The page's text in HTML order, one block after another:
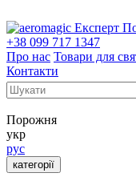
Експерт
+38 099 717 1347
Про нас Товари для
Контакти
Порожня
укр
рус
категорії